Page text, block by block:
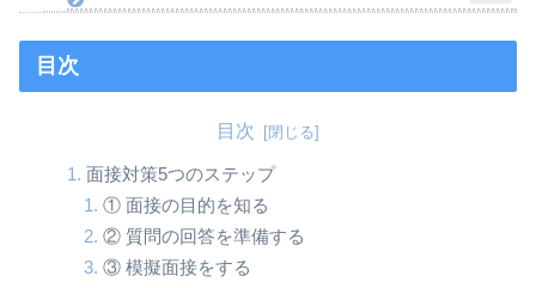
目次
目次
面接対策5つのステップ
① 面接の目的を知る
② 質問の回答を準備する
③ 模擬面接をする